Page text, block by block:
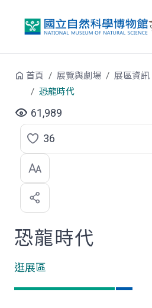
首頁 展覽與劇場 展區資訊
恐龍時代
61,989
點
選
喜
歡
36
恐龍時代
逛展區